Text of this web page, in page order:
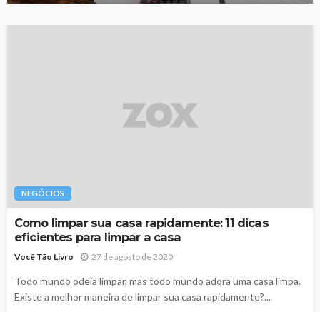
NEGÓCIOS
Como limpar sua casa rapidamente: 11 dicas
eficientes para limpar a casa
Você Tão Livro 27 de agosto de 2020
Todo mundo odeia limpar, mas todo mundo adora uma casa limpa.
Existe a melhor maneira de limpar sua casa rapidamente?...